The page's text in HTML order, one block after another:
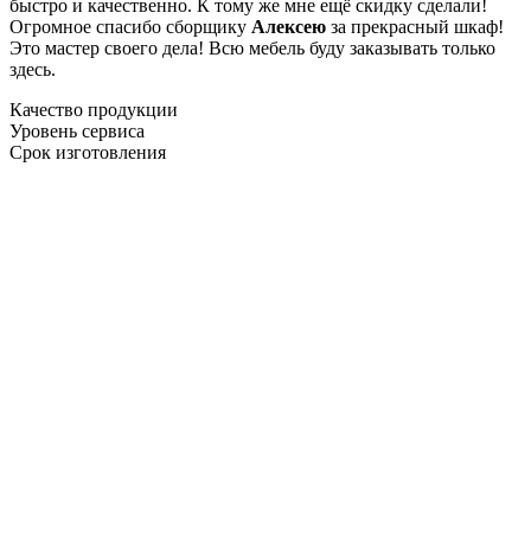
быстро и качественно. К тому же мне ещё скидку сделали!
Огромное спасибо сборщику Алексею за прекрасный шкаф!
Это мастер своего дела! Всю мебель буду заказывать только
здесь.
Качество продукции
Уровень сервиса
Срок изготовления